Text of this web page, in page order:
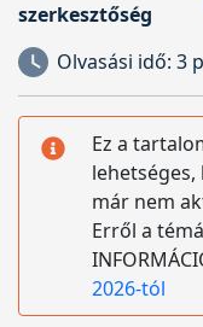
szerkesztőség
Olvasási idő: 3
Ez a
már nem
Erről a
2026-tól